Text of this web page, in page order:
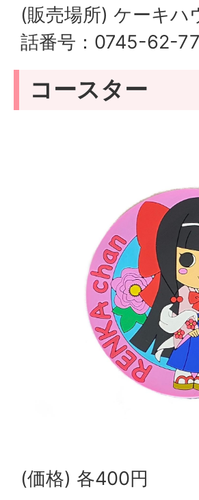
(販売場所) ケーキ
話番号：0745-62-
コースター
(価格) 各400円